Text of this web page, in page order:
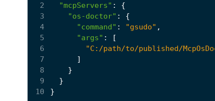
2
"mcpServers" :
{
3
"os-doctor" :
{
4
"command" : "gsudo" ,
5
"args" :
[
6
"C:/path/to/published/
7
]
8
}
9
}
10
}